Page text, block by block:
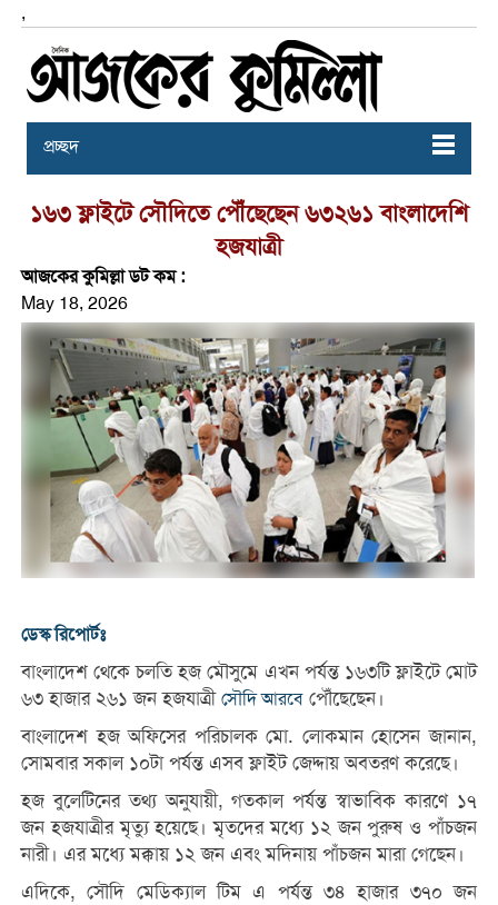
,
প্রচ্ছদ
১৬৩ ফ্লাইটে সৌদিতে পৌঁছেছেন ৬৩২৬১ বাংলাদেশি
হজযাত্রী
আজকের কুমিল্লা ডট কম :
May 18, 2026
ডেস্ক রিপোর্টঃ
বাংলাদেশ থেকে চলতি হজ মৌসুমে এখন পর্যন্ত ১৬৩টি ফ্লাইটে মোট
৬৩ হাজার ২৬১ জন হজযাত্রী সৌদি আরবেপৌঁছেছেন।
বাংলাদেশ হজ অফিসের পরিচালক মো. লোকমান হোসেন জানান,
সোমবার সকাল ১০টা পর্যন্ত এসব ফ্লাইট জেদ্দায় অবতরণ করেছে।
হজ বুলেটিনের তথ্য অনুযায়ী, গতকাল পর্যন্ত স্বাভাবিক কারণে ১৭
জন হজযাত্রীর মৃত্যু হয়েছে। মৃতদের মধ্যে ১২ জন পুরুষ ও পাঁচজন
নারী। এর মধ্যে মক্কায় ১২ জন এবং মদিনায় পাঁচজন মারা গেছেন।
এদিকে, সৌদি মেডিক্যাল টিম এ পর্যন্ত ৩৪ হাজার ৩৭০ জন